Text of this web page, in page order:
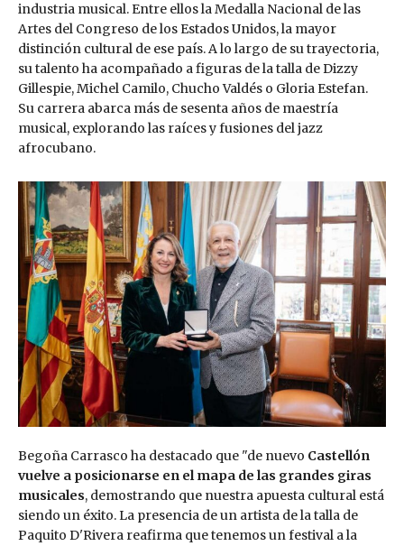
industria musical. Entre ellos la Medalla Nacional de las
Artes del Congreso de los Estados Unidos, la mayor
distinción cultural de ese país. A lo largo de su trayectoria,
su talento ha acompañado a figuras de la talla de Dizzy
Gillespie, Michel Camilo, Chucho Valdés o Gloria Estefan.
Su carrera abarca más de sesenta años de maestría
musical, explorando las raíces y fusiones del jazz
afrocubano.
Begoña Carrasco ha destacado que "de nuevo Castellón
vuelve a posicionarse en el mapa de las grandes giras
musicales, demostrando que nuestra apuesta cultural está
siendo un éxito. La presencia de un artista de la talla de
Paquito D'Rivera reafirma que tenemos un festival a la